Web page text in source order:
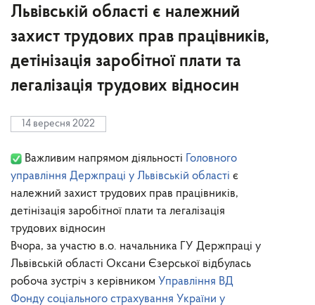
Львівській області є належний
захист трудових прав працівників,
детінізація заробітної плати та
легалізація трудових відносин
14 вересня 2022
Важливим напрямом діяльності Головного
управління Держпраці у Львівській області є
належний захист трудових прав працівників,
детінізація заробітної плати та легалізація
трудових відносин
Вчора, за участю в.о. начальника ГУ Держпраці у
Львівській області Оксани Єзерської відбулась
робоча зустріч з керівником Управління ВД
Фонду соціального страхування України у